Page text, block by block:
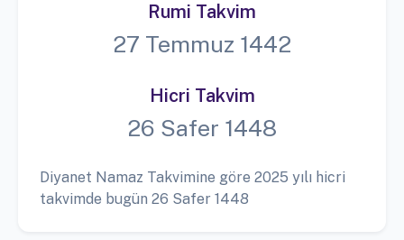
Rumi Takvim
27 Temmuz 1442
Hicri Takvim
26 Safer 1448
Diyanet Namaz Takvimine göre 2025 yılı hicri
takvimde bugün 26 Safer 1448